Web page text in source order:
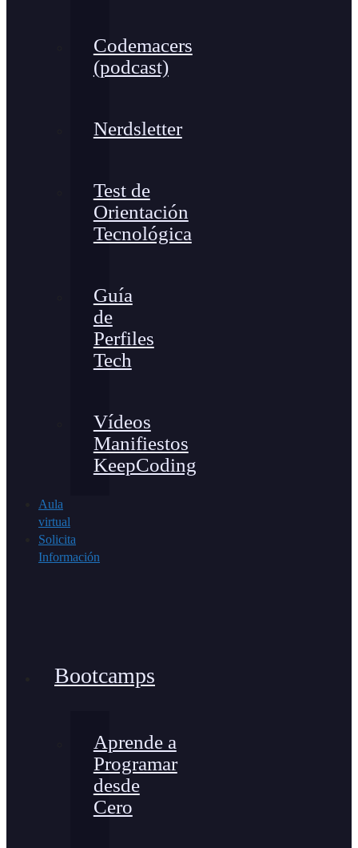
Codemacers
(podcast)
Nerdsletter
Test de
Orientación
Tecnológica
Guía
de
Perfiles
Tech
Vídeos
Manifiestos
KeepCoding
Aula
virtual
Solicita
Información
Bootcamps
Aprende a
Programar
desde
Cero